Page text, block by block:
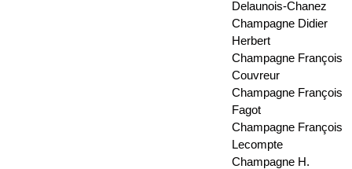
Delaunois-Chanez
Champagne Didier
Herbert
Champagne François
Couvreur
Champagne François
Fagot
Champagne François
Lecompte
Champagne H.